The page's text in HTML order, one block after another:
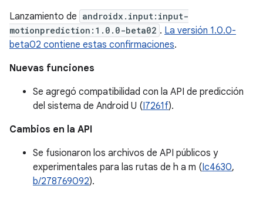
Lanzamiento de androidx.input:input-
motionprediction:1.0.0-beta02 . La versión 1.0.0-
beta02 contiene estas confirmaciones.
Nuevas funciones
Se agregó compatibilidad con la API de predicción
del sistema de Android U (I7261f).
Cambios en la API
Se fusionaron los archivos de API públicos y
experimentales para las rutas de h a m (Ic4630,
b/278769092).